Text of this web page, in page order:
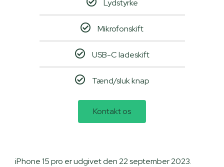
Lydstyrke
Mikrofonskift
USB-C ladeskift
Tænd/sluk knap
Kontakt os
iPhone 15 pro er udgivet den 22 september 2023.